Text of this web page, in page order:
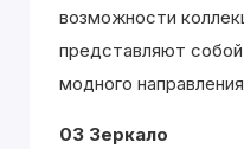
возможности
представляют
модного
03 Зеркало